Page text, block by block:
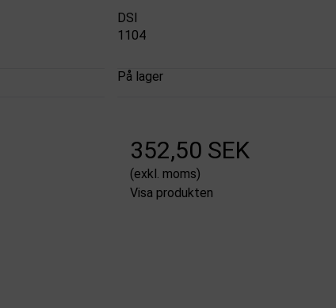
DSI
1104
På lager
352,50 SEK
(exkl. moms)
Visa produkten